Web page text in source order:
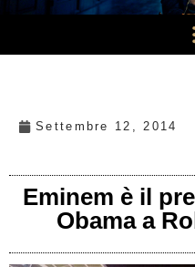
Settembre 12, 2014
Eminem è il
Obama a